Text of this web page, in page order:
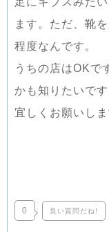
ます。ただ、靴
程度なんです。
うちの店はOKで
かも知りたいです
宜しくお願いしま
0 良い質問だね!